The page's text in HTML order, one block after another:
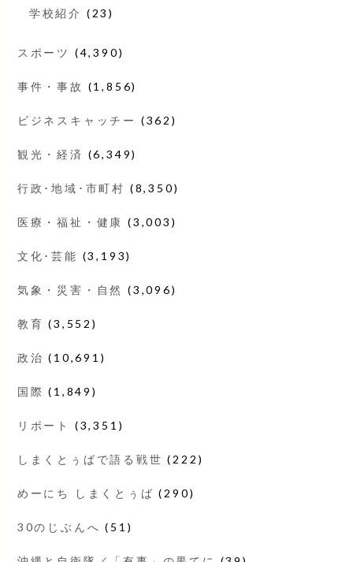
学校紹介 (23)
スポーツ (4,390)
事件・事故 (1,856)
ビジネスキャッチー (362)
観光・経済 (6,349)
行政･地域･市町村 (8,350)
医療・福祉・健康 (3,003)
文化･芸能 (3,193)
気象・災害・自然 (3,096)
教育 (3,552)
政治 (10,691)
国際 (1,849)
リポート (3,351)
しまくとぅばで語る戦世 (222)
めーにち しまくとぅば (290)
30のじぶんへ (51)